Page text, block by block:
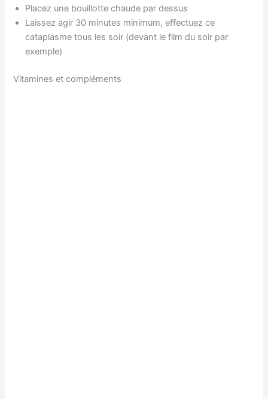
Placez une bouillotte chaude par dessus
Laissez agir 30 minutes minimum, effectuez ce
cataplasme tous les soir (devant le film du soir par
exemple)
Vitamines et compléments